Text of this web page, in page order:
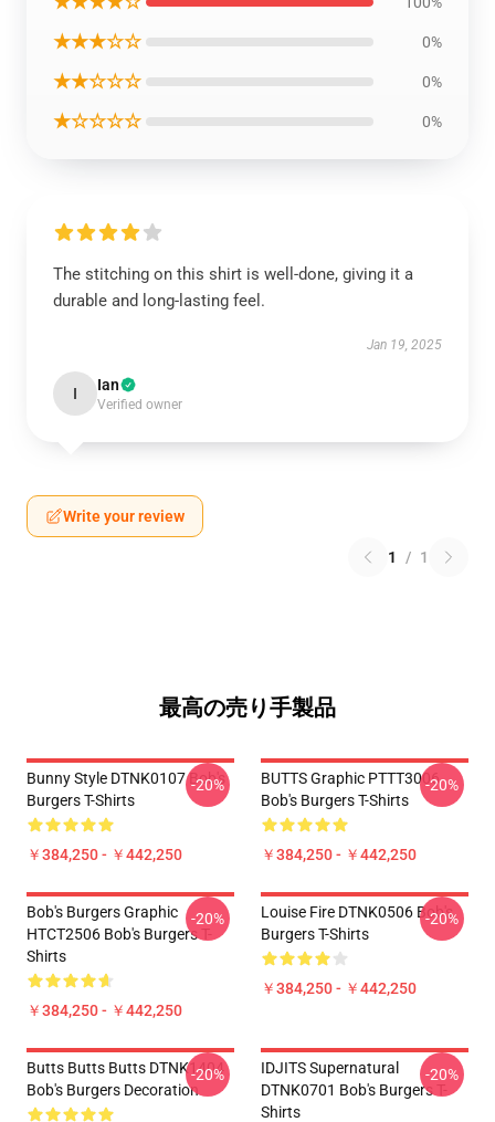
★★★☆☆ 0%
★★☆☆☆ 0%
★☆☆☆☆ 0%
The stitching on this shirt is well-done, giving it a
durable and long-lasting feel.
Jan 19, 2025
I Ian
Verified owner
Write your review
1 / 1
最高の売り手製品
Bunny Style DTNK0107 Bob's
Burgers T-Shirts
￥384,250 - ￥442,250
-20%
BUTTS Graphic PTTT3006
Bob's Burgers T-Shirts
￥384,250 - ￥442,250
-20%
Bob's Burgers Graphic
HTCT2506 Bob's Burgers T-
Shirts
￥384,250 - ￥442,250
-20%
Louise Fire DTNK0506 Bob's
Burgers T-Shirts
￥384,250 - ￥442,250
-20%
Butts Butts Butts DTNK1404
Bob's Burgers Decoration
-20%
IDJITS Supernatural
DTNK0701 Bob's Burgers T-
Shirts
-20%